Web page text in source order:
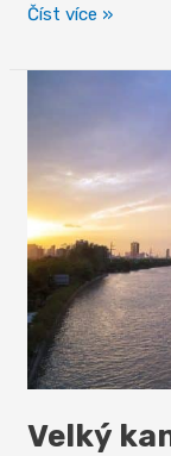
Kábús
nejdéle
světa
Číst více »
Velký